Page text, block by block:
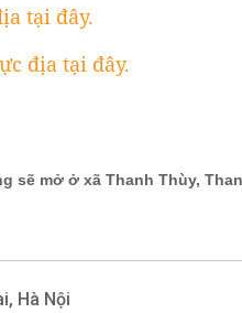
tại đây.
địa tại đây.
Hà Nội